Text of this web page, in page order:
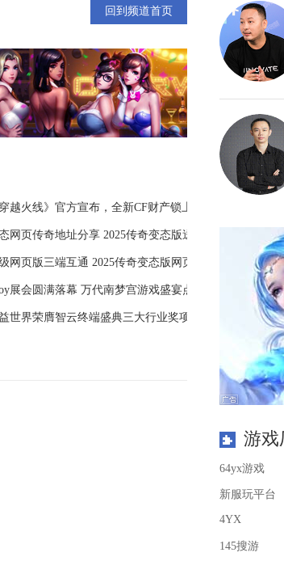
回到频道首页
越火线》官方宣布，全新CF财产锁上线，其
网页传奇地址分享 2025传奇变态版送满vi
网页版三端互通 2025传奇变态版网页游戏最
展会圆满落幕 万代南梦宫游戏盛宴点燃夏日
世界荣膺智云终端盛典三大行业奖项
游戏
64yx游戏
新服玩平台
4YX
145搜游